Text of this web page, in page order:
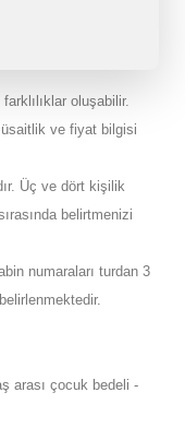
oluşabilir.
ve fiyat bilgisi
Üç ve dört kişilik
belirtmenizi
numaraları turdan 3
arası çocuk bedeli -